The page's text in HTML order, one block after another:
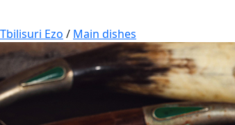
Tbilisuri Ezo / Main dishes